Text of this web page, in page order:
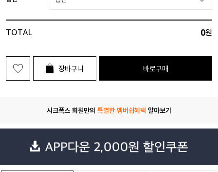
TOTAL 0원
장바구니 바로구매
시크폭스 회원만의 특별한 멤버쉽혜택 알아보기